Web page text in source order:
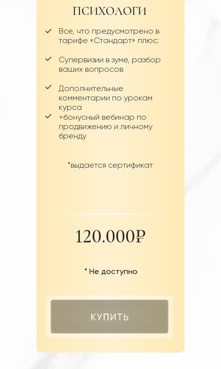
ПСИХОЛОГИ
*выдается сертификат
* Не доступно
120.000₽
Все, что предусмотрено в
тарифе «Стандарт» плюс:
Супервизии в зуме, разбор
ваших вопросов
Дополнительные
комментарии по урокам
курса
+бонусный вебинар по
продвижению и личному
бренду